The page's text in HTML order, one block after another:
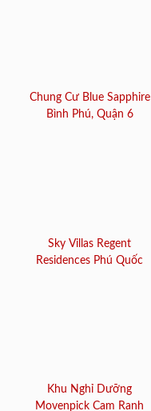
Chung Cư Blue Sapphire
Bình Phú, Quận 6
Sky Villas Regent
Residences Phú Quốc
Khu Nghỉ Dưỡng
Movenpick Cam Ranh